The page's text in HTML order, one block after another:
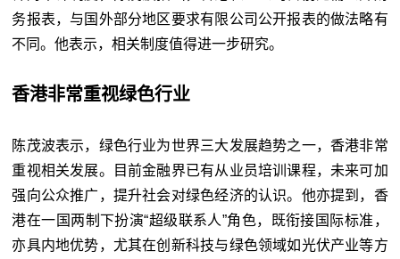
务报表，与国外部分地区要求有限公司公开报表的做法略有
不同。他表示，相关制度值得进一步研究。
香港非常重视绿色行业
陈茂波表示，绿色行业为世界三大发展趋势之一，香港非常
重视相关发展。目前金融界已有从业员培训课程，未来可加
强向公众推广，提升社会对绿色经济的认识。他亦提到，香
港在一国两制下扮演“超级联系人”角色，既衔接国际标准，
亦具内地优势，尤其在创新科技与绿色领域如光伏产业等方